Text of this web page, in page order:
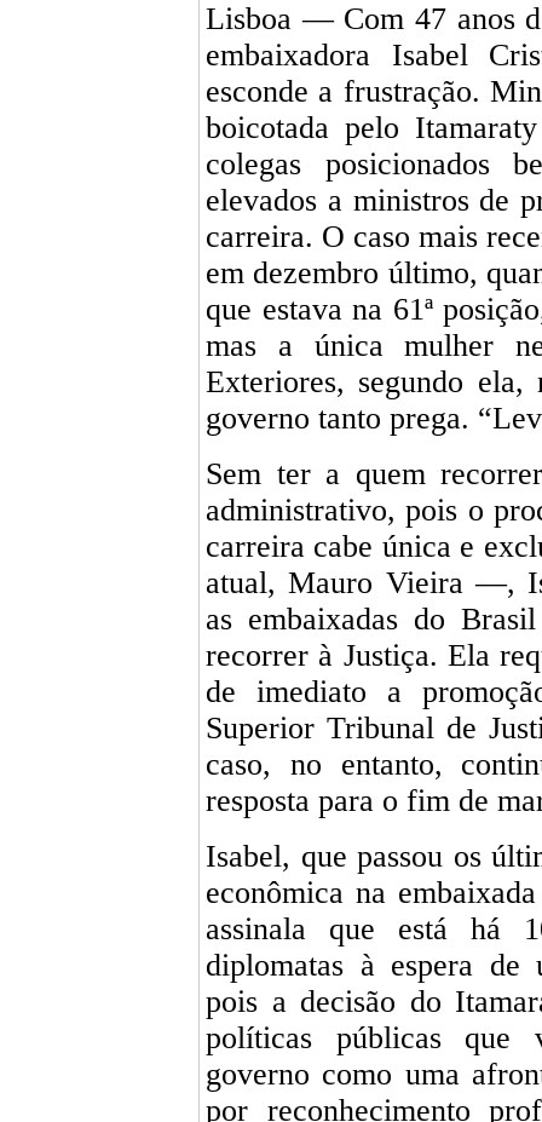
Lisboa — Com 47 anos
embaixadora Isabel
esconde a frustração.
boicotada pelo
colegas posicionados
elevados a ministros de
carreira. O caso mais
em dezembro último,
que estava na 61ª
mas a única mulher
Exteriores, segundo
governo tanto prega.
Sem ter a quem
administrativo, pois o
carreira cabe única e
atual, Mauro Vieira —,
as embaixadas do
recorrer à Justiça. Ela
de imediato a
Superior Tribunal de
caso, no entanto,
resposta para o fim de
Isabel, que passou os
econômica na
assinala que está há
diplomatas à espera de
pois a decisão do
políticas públicas que
governo como uma
por reconhecimento